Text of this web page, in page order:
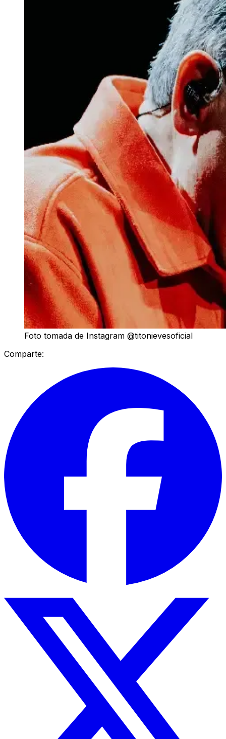
Foto tomada de Instagram @titonievesoficial
Comparte: